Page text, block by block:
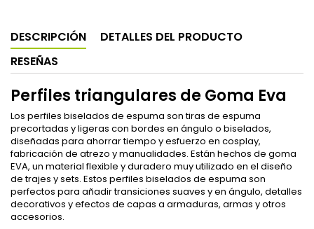
DESCRIPCIÓN
DETALLES DEL PRODUCTO
RESEÑAS
Perfiles triangulares de Goma Eva
Los perfiles biselados de espuma son tiras de espuma
precortadas y ligeras con bordes en ángulo o biselados,
diseñadas para ahorrar tiempo y esfuerzo en cosplay,
fabricación de atrezo y manualidades. Están hechos de goma
EVA, un material flexible y duradero muy utilizado en el diseño
de trajes y sets. Estos perfiles biselados de espuma son
perfectos para añadir transiciones suaves y en ángulo, detalles
decorativos y efectos de capas a armaduras, armas y otros
accesorios.